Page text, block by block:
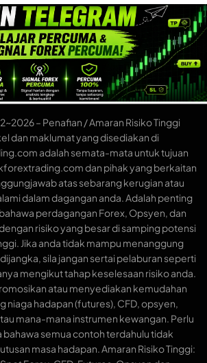
– Penafian / Amaran Risiko Tinggi
dan maklumat yang disediakan di
adalah semata-mata untuk tujuan
dan pihak yang berkaitan
atas sebarang kerugian atau
dalam dagangan anda. Adalah penting
perdagangan Forex, Opsyen, dan
risiko yang besar di samping potensi
Jika anda tidak mampu menanggung
sila jangan sertai pelaburan seperti
mengikut tahap keselesaan risiko anda.
atau menyediakan kemudahan
niaga hadapan (futures), CFD, opsyen,
mana-mana instrumen kewangan. Perlu
bahawa semua contoh terdahulu tidak
masa hadapan. Amaran Risiko Tinggi: